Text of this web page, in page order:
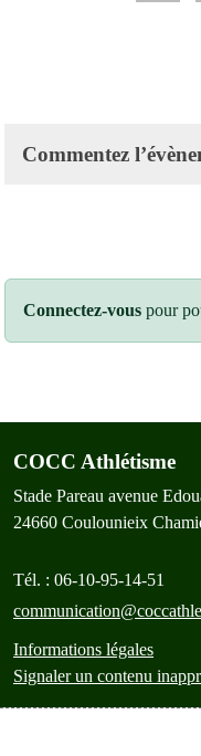
Commentez
Connectez-vous pour
COCC Athlétisme
Stade Pareau avenue
24660 Coulounieix
Tél. : 06-10-95-14-51
Informations légales
Signaler un contenu